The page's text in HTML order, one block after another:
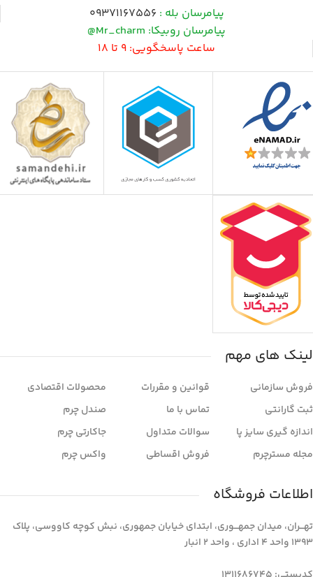
پیامرسان بله : 09371167556
پیامرسان روبیکا: Mr_charm@
ساعت پاسخگویی: 9 تا 18
لینک های مهم
فروش سازمانی
ثبت گارانتی
اندازه گیری سایز پا
مجله مسترچرم
قوانین و مقررات
تماس با ما
سوالات متداول
فروش اقساطی
محصولات اقتصادی
صندل چرم
جاکارتی چرم
واکس چرم
اطلاعات فروشگاه
تهـــران، میدان جمهـــوری، ابتدای خیابان جمهوری، نبش کوچه کاووسی، پلاک
1393 واحد 4 اداری ، واحد 2 انبار